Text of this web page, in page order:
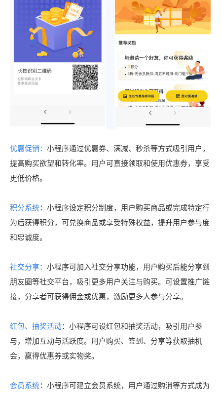
优惠促销： 小程序通过优惠券、满减、秒杀等方式吸引用户，
提高购买欲望和转化率。用户可直接领取和使用优惠券，享受
更低价格。
积分系统： 小程序设定积分制度，用户购买商品或完成特定行
为后获得积分，可兑换商品或享受特殊权益，提升用户参与度
和忠诚度。
社交分享： 小程序可加入社交分享功能，用户购买后能分享到
朋友圈等社交平台，吸引更多用户关注与购买。可设置推广链
接，分享者可获得佣金或优惠，激励更多人参与分享。
红包、抽奖活动： 小程序可设红包和抽奖活动，吸引用户参
与，增加互动与活跃度。用户购买、签到、分享等获取抽机
会，赢得优惠券或实物奖。
会员系统： 小程序可建立会员系统，用户通过购消等方式成为